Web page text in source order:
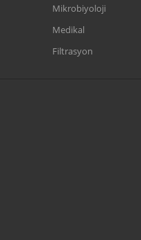
Mikrobiyoloji
Medikal
Filtrasyon